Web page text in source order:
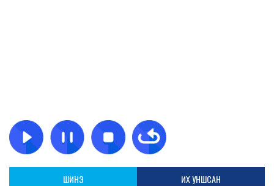
ШИНЭ ИХ УНШСАН